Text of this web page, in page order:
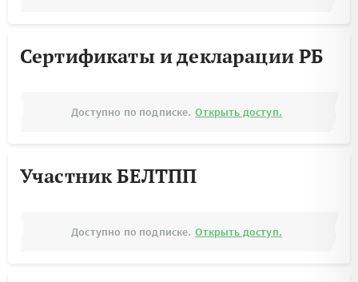
Сертификаты и декларации РБ
Доступно по подписке. Открыть доступ.
Участник БЕЛТПП
Доступно по подписке. Открыть доступ.